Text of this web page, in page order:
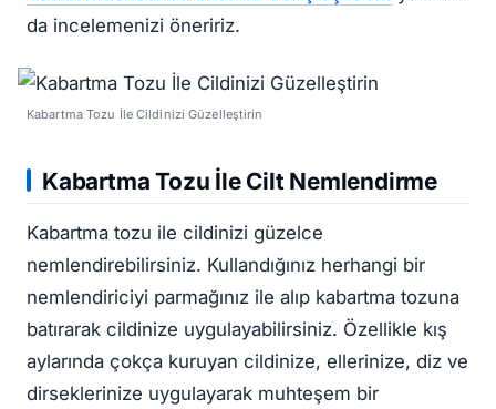
da incelemenizi öneririz.
Kabartma Tozu İle Cildinizi Güzelleştirin
Kabartma Tozu İle Cilt Nemlendirme
Kabartma tozu ile cildinizi güzelce
nemlendirebilirsiniz. Kullandığınız herhangi bir
nemlendiriciyi parmağınız ile alıp kabartma tozuna
batırarak cildinize uygulayabilirsiniz. Özellikle kış
aylarında çokça kuruyan cildinize, ellerinize, diz ve
dirseklerinize uygulayarak muhteşem bir